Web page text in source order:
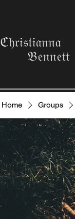
ℭ𝔥𝔯𝔦𝔰𝔱𝔦𝔞𝔫𝔫𝔞
𝔅𝔢𝔫𝔫𝔢𝔱𝔱
Home Groups